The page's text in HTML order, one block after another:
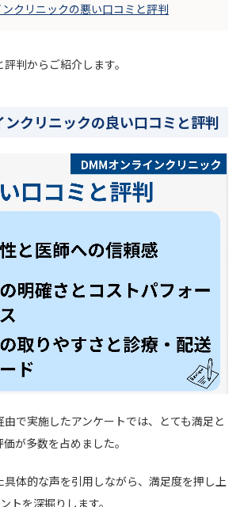
クリニックの悪い口コミと評判
判からご紹介します。
クリニックの良い口コミと評判
で実施したアンケートでは、とても満足と
が多数を占めました。
具体的な声を引用しながら、満足度を押し上
トを深掘りします。